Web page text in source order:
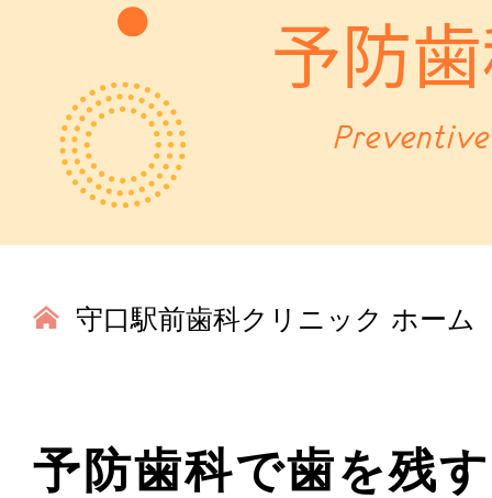
予防
Preventive
守口駅前歯科クリニック ホーム
予防歯科で歯を残す